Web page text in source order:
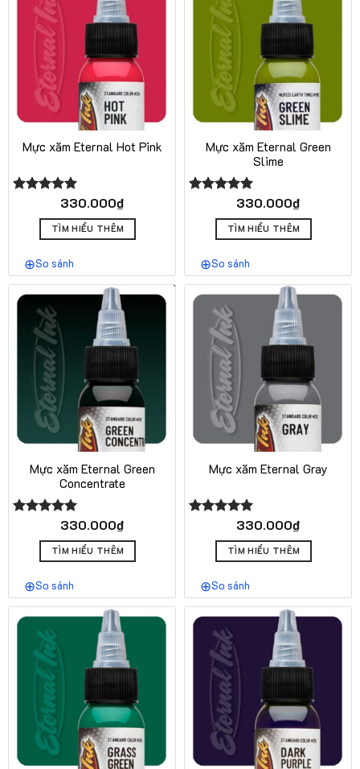
Mực xăm Eternal Hot Pink
Được xếp330.000₫
TÌM HIỂU THÊM
So sánh
Mực xăm Eternal Green
Slime
Được xếp330.000₫
TÌM HIỂU THÊM
So sánh
Mực xăm Eternal Green
Concentrate
Được xếp330.000₫
TÌM HIỂU THÊM
So sánh
Mực xăm Eternal Gray
Được xếp330.000₫
TÌM HIỂU THÊM
So sánh